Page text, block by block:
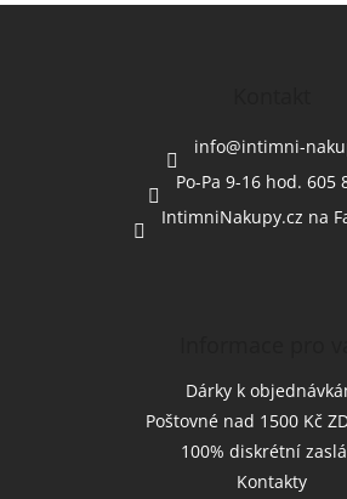
info@intimni-
Po-Pa 9-16 hod. 605
IntimniNakupy.cz na
Dárky k
Poštovné nad 1500 Kč
100% diskrétní
Kontakty